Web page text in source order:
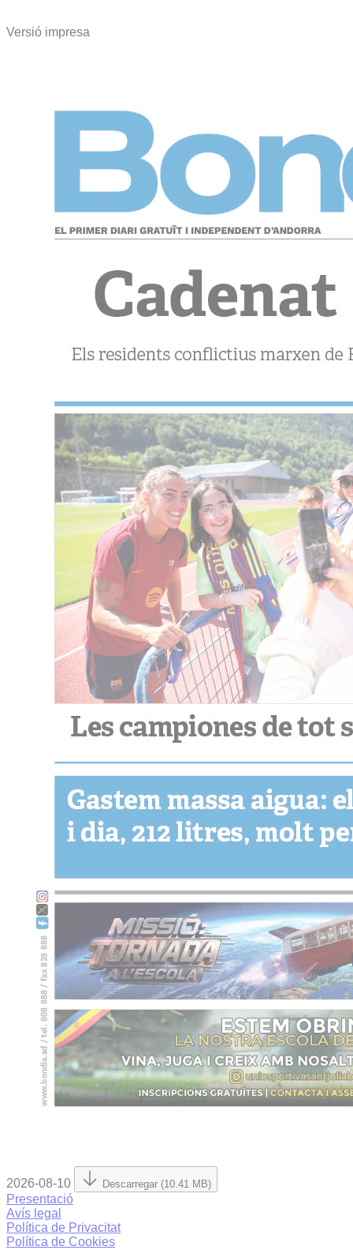
Versió impresa
2026-08-10 Descarregar (10.41 MB)
Presentació
Avís legal
Política de Privacitat
Política de Cookies